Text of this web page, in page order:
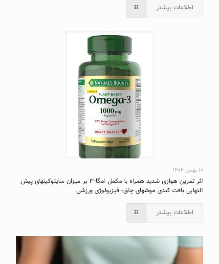
اطلاعات بیشتر
۱۰ بهمن ۱۴۰۴
اثر تمرین هوازی شدید همراه با مکمل امگا-۳ بر میزان سایتوکینهای پیش
التهابی بافت کبدی موشهای چاق- فیزیولوژی ورزشی
اطلاعات بیشتر